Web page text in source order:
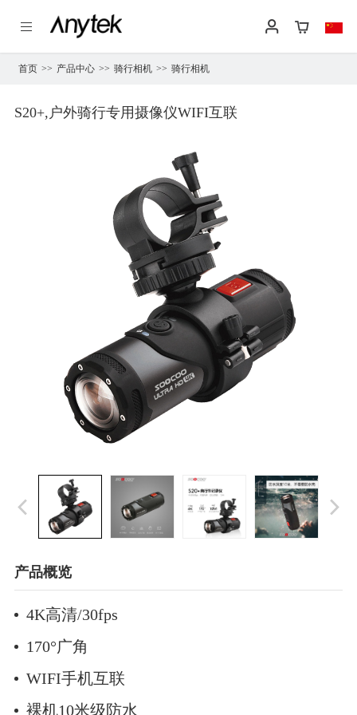
首页 >> 产品中心 >> 骑行相机 >> 骑行相机
S20+,户外骑行专用摄像仪WIFI互联
产品概览
4K高清/30fps
170°广角
WIFI手机互联
裸机10米级防水